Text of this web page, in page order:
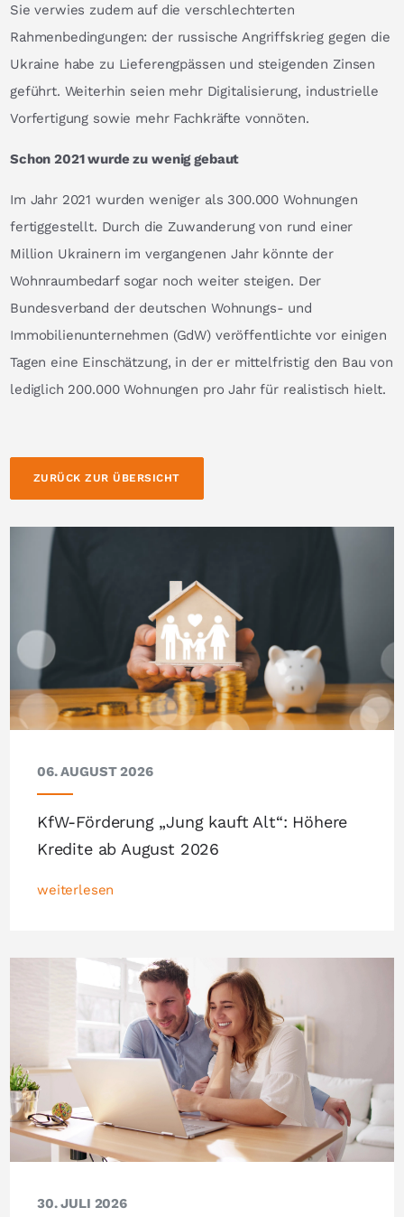
Sie verwies zudem auf die verschlechterten
Rahmenbedingungen: der russische Angriffskrieg gegen die
Ukraine habe zu Lieferengpässen und steigenden Zinsen
geführt. Weiterhin seien mehr Digitalisierung, industrielle
Vorfertigung sowie mehr Fachkräfte vonnöten.
Schon 2021 wurde zu wenig gebaut
Im Jahr 2021 wurden weniger als 300.000 Wohnungen
fertiggestellt. Durch die Zuwanderung von rund einer
Million Ukrainern im vergangenen Jahr könnte der
Wohnraumbedarf sogar noch weiter steigen. Der
Bundesverband der deutschen Wohnungs- und
Immobilienunternehmen (GdW) veröffentlichte vor einigen
Tagen eine Einschätzung, in der er mittelfristig den Bau von
lediglich 200.000 Wohnungen pro Jahr für realistisch hielt.
ZURÜCK ZUR ÜBERSICHT
06. AUGUST 2026
KfW-Förderung „Jung kauft Alt“: Höhere
Kredite ab August 2026
weiterlesen
30. JULI 2026